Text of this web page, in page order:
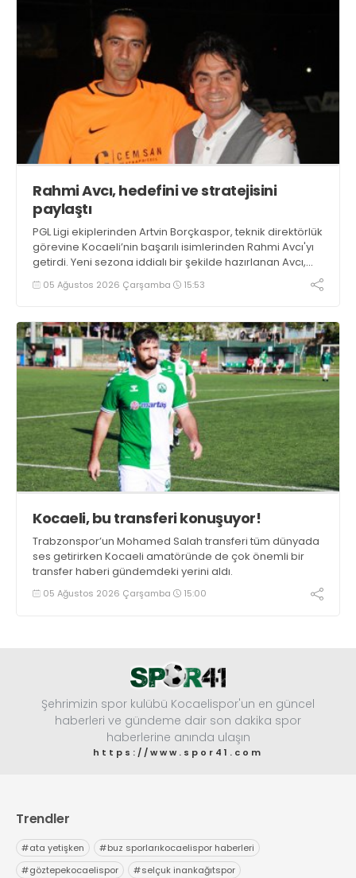
Rahmi Avcı, hedefini ve stratejisini
paylaştı
PGL Ligi ekiplerinden Artvin Borçkaspor, teknik direktörlük
görevine Kocaeli’nin başarılı isimlerinden Rahmi Avcı'yı
getirdi. Yeni sezona iddialı bir şekilde hazırlanan Avcı,
duygularını aktardı.
05 Ağustos 2026 Çarşamba 15:53
Kocaeli, bu transferi konuşuyor!
Trabzonspor’un Mohamed Salah transferi tüm dünyada
ses getirirken Kocaeli amatöründe de çok önemli bir
transfer haberi gündemdeki yerini aldı.
05 Ağustos 2026 Çarşamba 15:00
Şehrimizin spor kulübü Kocaelispor'un en güncel
haberleri ve gündeme dair son dakika spor
haberlerine anında ulaşın
https://www.spor41.com
Trendler
#ata yetişken #buz sporlarıkocaelispor haberleri
#göztepekocaelispor #selçuk inankağıtspor